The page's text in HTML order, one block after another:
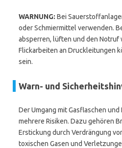
WARNUNG: Bei
oder Schmiermittel verwenden.
absperren, lüften und den Notruf
Flickarbeiten an Druckleitungen
sein.
Warn- und
Der Umgang mit Gasflaschen
mehrere Risiken. Dazu gehören
Erstickung durch Verdrängung
toxischen Gasen und